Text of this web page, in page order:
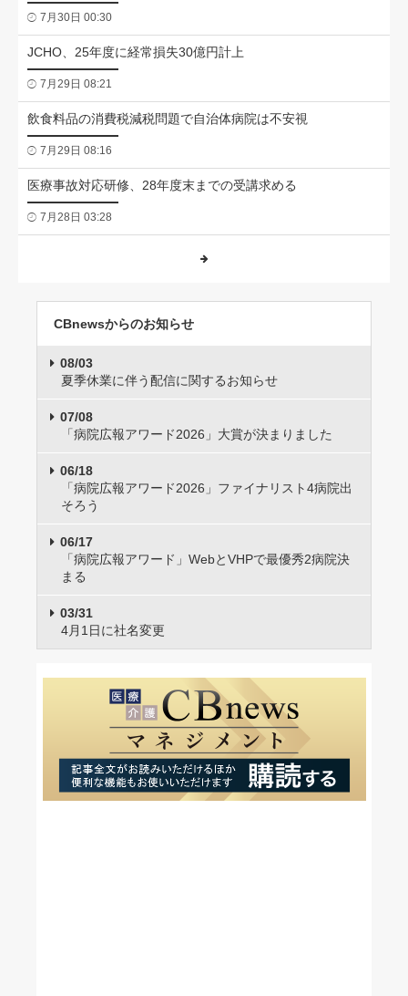
7月30日 00:30
JCHO、25年度に経常損失30億円計上
7月29日 08:21
飲食料品の消費税減税問題で自治体病院は不安視
7月29日 08:16
医療事故対応研修、28年度末までの受講求める
7月28日 03:28
CBnewsからのお知らせ
08/03
夏季休業に伴う配信に関するお知らせ
07/08
「病院広報アワード2026」大賞が決まりました
06/18
「病院広報アワード2026」ファイナリスト4病院出
そろう
06/17
「病院広報アワード」WebとVHPで最優秀2病院決
まる
03/31
4月1日に社名変更